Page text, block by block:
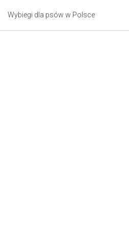
Wybiegi dla psów w Polsce